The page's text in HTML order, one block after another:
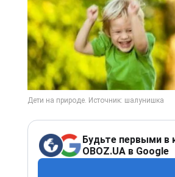
Будьте первыми в
OBOZ.UA в Google